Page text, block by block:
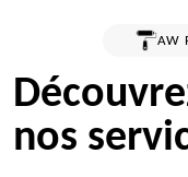
AW
nos